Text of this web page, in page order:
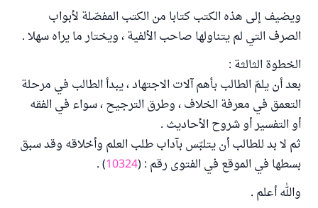
ويضيف إلى هذه الكتب كتابا من الكتب المفصّلة لأبواب
الصرف التي لم يتناولها صاحب الألفية ، ويختار ما يراه سهلا .
الخطوة الثالثة :
بعد أن يلمّ الطالب بأهم آلات الاجتهاد ، يبدأ الطالب في مرحلة
التعمق في معرفة الخلاف ، وطرق الترجيح ، سواء في الفقه
أو التفسير أو شروح الأحاديث .
ثم لا بد للطالب أن يتلبّس بآداب طلب العلم وأخلاقه وقد سبق
بسطها في الموقع في الفتوى رقم : (10324
) .
والله أعلم .